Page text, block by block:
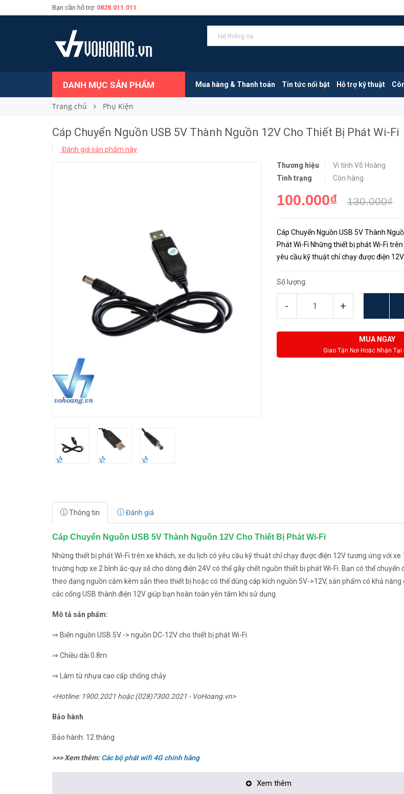
Bạn cần hỗ trợ: 0828.011.011
DANH MỤC SẢN PHẨM Mua hàng & Thanh toán Tin tức nổi bật Hỗ trợ kỹ thuật
Trang chủ Phụ Kiện
Cáp Chuyển Nguồn USB 5V Thành Nguồn 12V Cho Thiết Bị Phát Wi-Fi
Đánh giá sản phẩm này
Thương hiệu
Vi tính Võ Hoàng
Tình trạng
Còn hàng
100.000₫ 130.000₫
Cáp Chuyển Nguồn USB 5V Thành
Phát Wi-Fi Những thiết bị phát Wi-Fi
yêu cầu kỹ thuật chỉ chạy được điện
điện 24V c...
Số lượng:
- +
MUA NGAY
Giao Tận Nơi Hoặc Nhận Tại
Thông tin Đánh giá
Cáp Chuyển Nguồn USB 5V Thành Nguồn 12V Cho Thiết Bị Phát Wi-Fi
Những thiết bị phát Wi-Fi trên xe khách, xe du lịch có yêu cầu kỹ thuật chỉ chạy được điện 12V tương ứng với xe
trường hợp xe 2 bình ắc-quy sẽ cho dòng điện 24V có thể gây chết nguồn thiết bị phát Wi-Fi. Bạn có thể chuyển
theo dạng nguồn cắm kèm sẵn theo thiết bị hoặc có thể dùng cáp kích nguồn 5V->12V, sản phẩm có khả
các cổng USB thành điện 12V giúp bạn hoàn toàn yên tâm khi sử dụng.
Mô tả sản phẩm:
⇒ Biến nguồn USB 5V -> nguồn DC-12V cho thiết bị phát Wi-Fi
⇒ Chiều dài 0.8m
⇒ Làm từ nhựa cao cấp chống chảy
<Hotline: 1900.2021 hoặc (028)7300.2021 - VoHoang.vn>
Bảo hành
Bảo hành: 12 tháng
>>> Xem thêm:Cácbộ phát wifi 4G chính hãng
Xem thêm